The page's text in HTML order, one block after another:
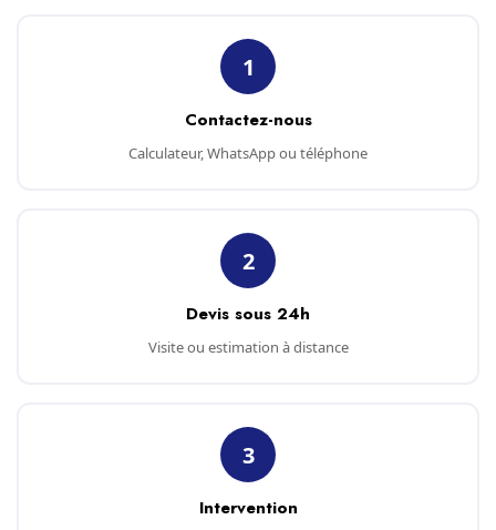
1
Contactez-nous
Calculateur, WhatsApp ou téléphone
2
Devis sous 24h
Visite ou estimation à distance
3
Intervention